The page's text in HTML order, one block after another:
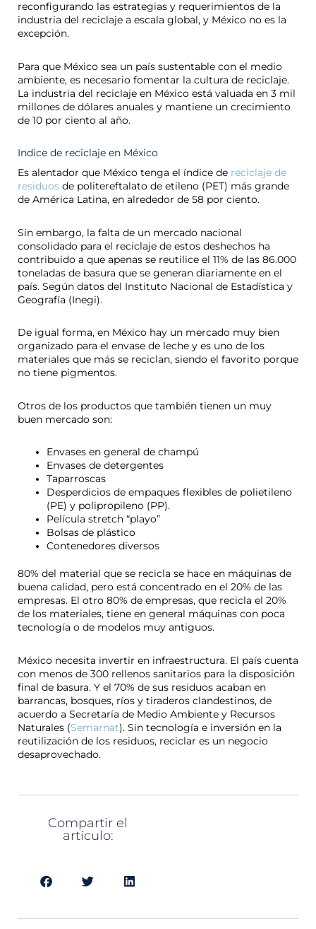
reconfigurando las estrategias y requerimientos de la
industria del reciclaje a escala global, y México no es la
excepción.
Para que México sea un país sustentable con el medio
ambiente, es necesario fomentar la cultura de reciclaje.
La industria del reciclaje en México está valuada en 3 mil
millones de dólares anuales y mantiene un crecimiento
de 10 por ciento al año.
Indice de reciclaje en México
Es alentador que México tenga el índice de reciclaje de
residuos de politereftalato de etileno (PET) más grande
de América Latina, en alrededor de 58 por ciento.
Sin embargo, la falta de un mercado nacional
consolidado para el reciclaje de estos deshechos ha
contribuido a que apenas se reutilice el 11% de las 86.000
toneladas de basura que se generan diariamente en el
país. Según datos del Instituto Nacional de Estadística y
Geografía (Inegi).
De igual forma, en México hay un mercado muy bien
organizado para el envase de leche y es uno de los
materiales que más se reciclan, siendo el favorito porque
no tiene pigmentos.
Otros de los productos que también tienen un muy
buen mercado son:
Envases en general de champú
Envases de detergentes
Taparroscas
Desperdicios de empaques flexibles de polietileno
(PE) y polipropileno (PP).
Película stretch “playo”
Bolsas de plástico
Contenedores diversos
80% del material que se recicla se hace en máquinas de
buena calidad, pero está concentrado en el 20% de las
empresas. El otro 80% de empresas, que recicla el 20%
de los materiales, tiene en general máquinas con poca
tecnología o de modelos muy antiguos.
México necesita invertir en infraestructura. El país cuenta
con menos de 300 rellenos sanitarios para la disposición
final de basura. Y el 70% de sus residuos acaban en
barrancas, bosques, ríos y tiraderos clandestinos, de
acuerdo a Secretaría de Medio Ambiente y Recursos
Naturales (Semarnat). Sin tecnología e inversión en la
reutilización de los residuos, reciclar es un negocio
desaprovechado.
Compartir el
artículo: